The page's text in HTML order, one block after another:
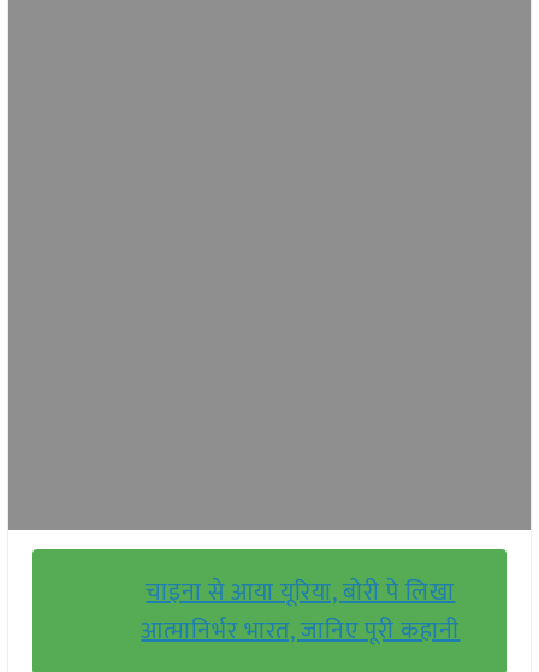
चाइना से आया यूरिया, बोरी पे लिखा
आत्मानिर्भर भारत, जानिए पूरी कहानी